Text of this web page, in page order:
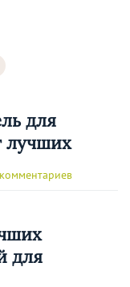
для
лучших
для